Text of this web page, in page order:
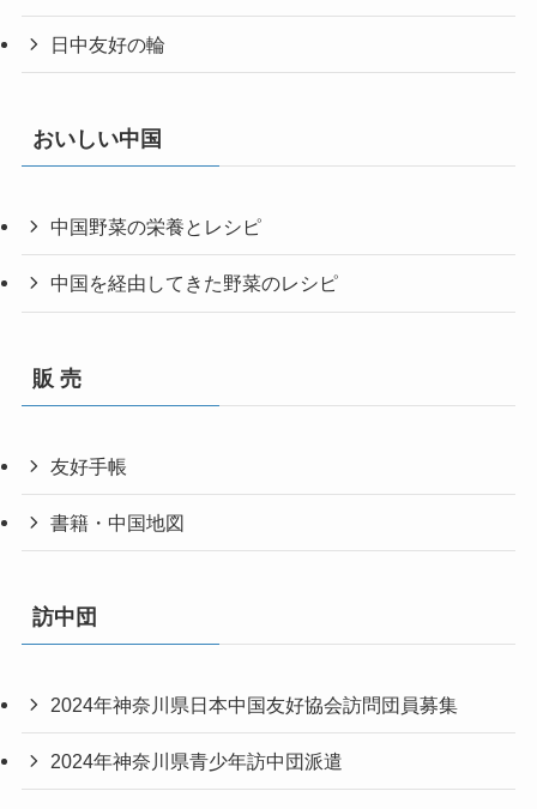
日中友好の輪
おいしい中国
中国野菜の栄養とレシピ
中国を経由してきた野菜のレシピ
販 売
友好手帳
書籍・中国地図
訪中団
2024年神奈川県日本中国友好協会訪問団員募集
2024年神奈川県青少年訪中団派遣